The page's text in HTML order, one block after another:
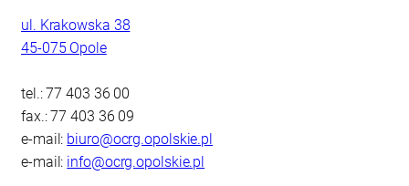
ul. Krakowska 38
45-075 Opole
tel.: 77 403 36 00
fax.: 77 403 36 09
e-mail: biuro@ocrg.opolskie.pl
e-mail: info@ocrg.opolskie.pl